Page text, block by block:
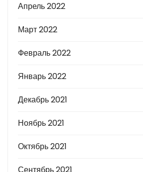
Апрель 2022
Март 2022
Февраль 2022
Январь 2022
Декабрь 2021
Ноябрь 2021
Октябрь 2021